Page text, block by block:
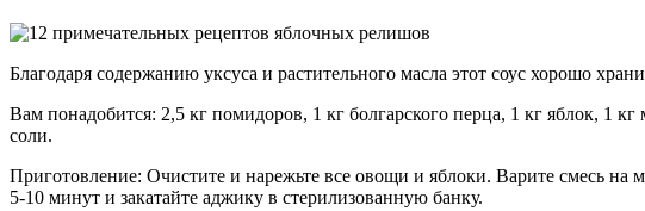
Благодаря содержанию уксуса и растительного масла этот соус хорошо
Вам понадобится: 2,5 кг помидоров, 1 кг болгарского перца, 1 кг яблок, 1 кг
соли.
Приготовление: Очистите и нарежьте все овощи и яблоки. Варите смесь
5-10 минут и закатайте аджику в стерилизованную банку.